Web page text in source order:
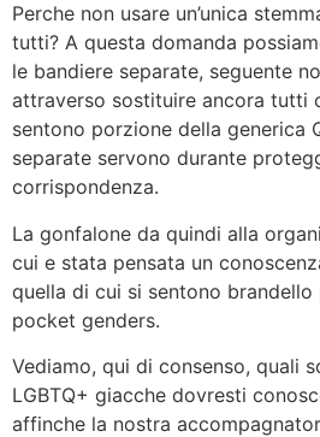
Perche non usare un’unica
tutti? A questa domanda
le bandiere separate, seguente
attraverso sostituire ancora tutti
sentono porzione della generica
separate servono durante
corrispondenza.
La gonfalone da quindi alla
cui e stata pensata un
quella di cui si sentono
pocket genders.
Vediamo, qui di consenso, quali
LGBTQ+ giacche dovresti
affinche la nostra